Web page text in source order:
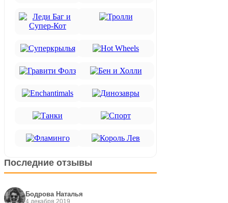
Последние отзывы
Бодрова Наталья